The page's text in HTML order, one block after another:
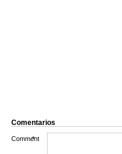
Comentarios
Comment
*